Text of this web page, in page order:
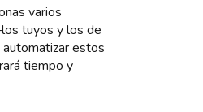
varios
tuyos y los de
estos
tiempo y